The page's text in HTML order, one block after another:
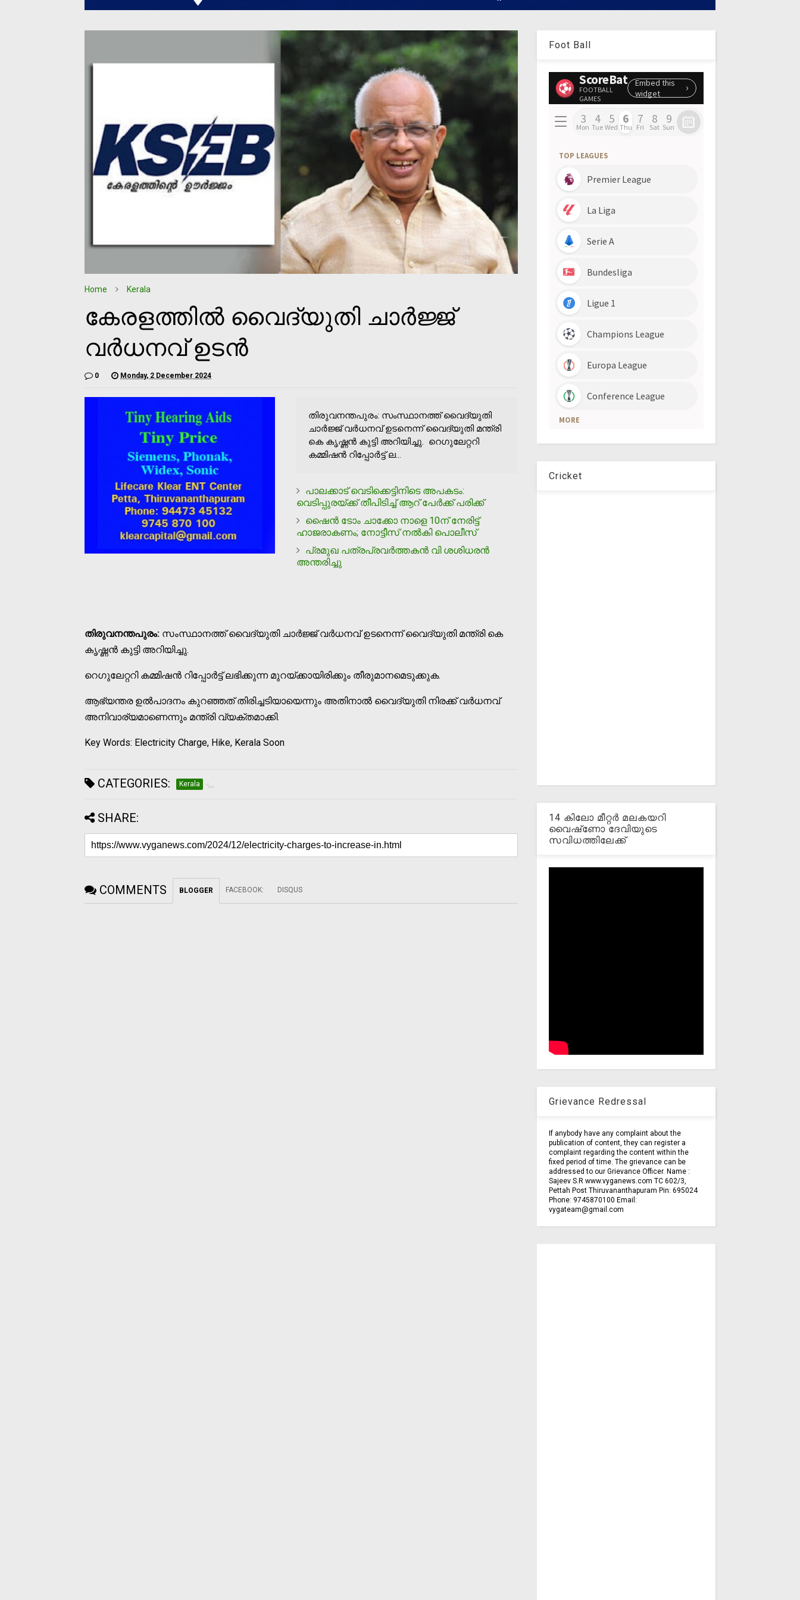
Home Kerala
കേരളത്തിൽ വൈദ്യുതി ചാർജ്ജ്
വർധനവ് ഉടൻ
0 Monday, 2 December 2024
തിരുവനന്തപുരം: സംസ്ഥാനത്ത് വൈദ്യുതി
ചാർജ്ജ് വർധനവ് ഉടനെന്ന് വൈദ്യുതി മന്ത്രി
കെ കൃഷ്ണൻ കുട്ടി അറിയിച്ചു. റെഗുലേറ്ററി
കമ്മിഷൻ റിപ്പോർട്ട് ല...
പാലക്കാട് വെടിക്കെട്ടിനിടെ അപകടം:
വെടിപ്പുരയ്ക്ക് തീപിടിച്ച്‌ ആറ് പേര്‍ക്ക് പരിക്ക്
ഷൈന്‍ ടോം ചാക്കോ നാളെ 10ന് നേരിട്ട്
ഹാജരാകണം; നോട്ടീസ് നല്‍കി പൊലീസ്
പ്രമുഖ പത്രപ്രവര്‍ത്തകന്‍ വി ശശിധരന്‍
അന്തരിച്ചു
തിരുവനന്തപുരം: സംസ്ഥാനത്ത് വൈദ്യുതി ചാർജ്ജ് വർധനവ് ഉടനെന്ന് വൈദ്യുതി മന്ത്രി കെ
കൃഷ്ണൻ കുട്ടി അറിയിച്ചു.
റെഗുലേറ്ററി കമ്മിഷൻ റിപ്പോർട്ട് ലഭിക്കുന്ന മുറയ്ക്കായിരിക്കും തീരുമാനമെടുക്കുക.
ആഭ്യന്തര ഉൽപാദനം കുറഞ്ഞത് തിരിച്ചടിയായെന്നും അതിനാൽ വൈദ്യുതി നിരക്ക് വർധനവ്
അനിവാര്യമാണെന്നും മന്ത്രി വ്യക്തമാക്കി.
Key Words: Electricity Charge, Hike, Kerala Soon
CATEGORIES: Kerala
SHARE:
COMMENTS BLOGGER FACEBOOK: DISQUS
Foot Ball
Cricket
14 കിലോ മീറ്റര്‍ മലകയറി
വൈഷ്‌ണോ ദേവിയുടെ
സവിധത്തിലേക്ക്
Grievance Redressal
If anybody have any complaint about the
publication of content, they can register a
complaint regarding the content within the
fixed period of time. The grievance can be
addressed to our Grievance Officer. Name :
Sajeev S.R www.vyganews.com TC 602/3,
Pettah Post Thiruvananthapuram Pin: 695024
Phone: 9745870100 Email:
vygateam@gmail.com